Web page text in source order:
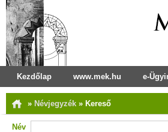
Kezdőlap www.mek.hu e-
» Névjegyzék » Kereső
Név